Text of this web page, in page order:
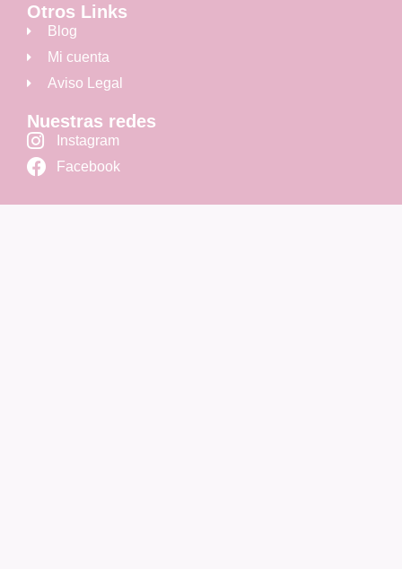
Otros Links
Blog
Mi cuenta
Aviso Legal
Nuestras redes
Instagram
Facebook